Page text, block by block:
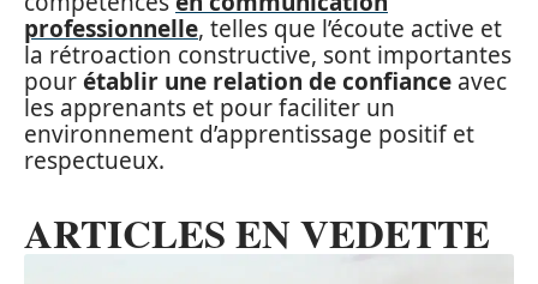
professionnelle, telles que l’écoute active et
la rétroaction constructive, sont importantes
pourétablir une relation de confiance avec
les apprenants et pour faciliter un
environnement d’apprentissage positif et
respectueux.
ARTICLES EN VEDETTE